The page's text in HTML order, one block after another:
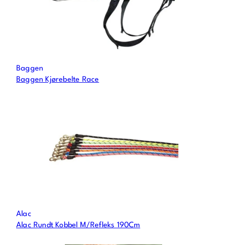
Baggen
Baggen Kjørebelte Race
Alac
Alac Rundt Kobbel M/Refleks 190Cm